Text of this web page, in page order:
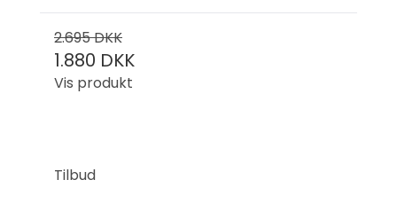
2.695 DKK
1.880 DKK
Vis produkt
Tilbud